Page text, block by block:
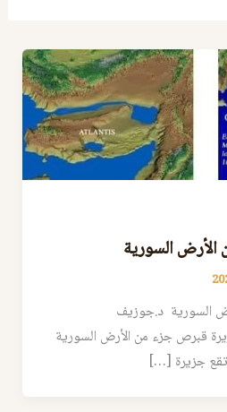
السورية
السورية د.جوزيف
17/08/2022 جزيرة قبرص جزء من الأرض السورية
جزيرة […]